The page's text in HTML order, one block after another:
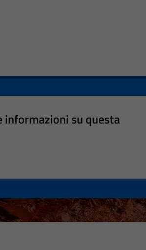
informazioni su questa